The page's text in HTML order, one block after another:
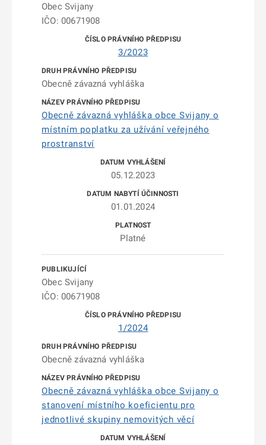
Obec Svijany
IČO: 00671908
3/2023
Obecně závazná vyhláška
Obecně závazná vyhláška obce Svijany o
místním poplatku za užívání veřejného
prostranství
05.12.2023
01.01.2024
Platné
Obec Svijany
IČO: 00671908
1/2024
Obecně závazná vyhláška
Obecně závazná vyhláška obce Svijany o
stanovení místního koeficientu pro
jednotlivé skupiny nemovitých věcí